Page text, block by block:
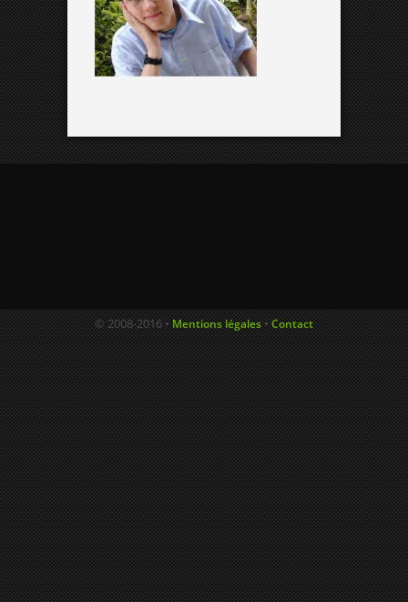
© 2008-2016 •Mentions légales•Contact